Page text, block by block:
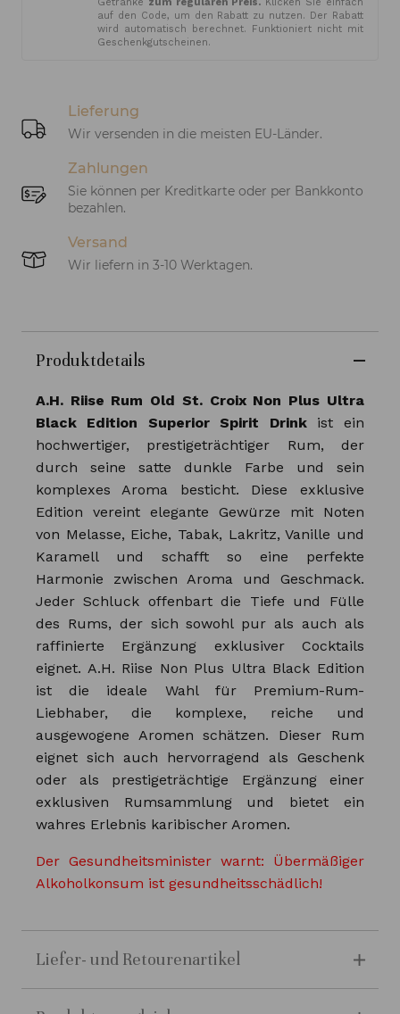
auf den Code, um den Rabatt zu nutzen. Der Rabatt
wird automatisch berechnet. Funktioniert nicht mit
Geschenkgutscheinen.
Lieferung
Wir versenden in die meisten EU-Länder.
Zahlungen
Sie können per Kreditkarte oder per Bankkonto
bezahlen.
Versand
Wir liefern in 3-10 Werktagen.
Produktdetails
A.H. Riise Rum Old St. Croix Non Plus Ultra
Black Edition Superior Spirit Drinkist ein
hochwertiger, prestigeträchtiger Rum, der
durch seine satte dunkle Farbe und sein
komplexes Aroma besticht. Diese exklusive
Edition vereint elegante Gewürze mit Noten
von Melasse, Eiche, Tabak, Lakritz, Vanille und
Karamell und schafft so eine perfekte
Harmonie zwischen Aroma und Geschmack.
Jeder Schluck offenbart die Tiefe und Fülle
des Rums, der sich sowohl pur als auch als
raffinierte Ergänzung exklusiver Cocktails
eignet. A.H. Riise Non Plus Ultra Black Edition
ist die ideale Wahl für Premium-Rum-
Liebhaber, die komplexe, reiche und
ausgewogene Aromen schätzen. Dieser Rum
eignet sich auch hervorragend als Geschenk
oder als prestigeträchtige Ergänzung einer
exklusiven Rumsammlung und bietet ein
wahres Erlebnis karibischer Aromen.
Der Gesundheitsminister warnt: Übermäßiger
Alkoholkonsum ist gesundheitsschädlich!
Liefer- und Retourenartikel